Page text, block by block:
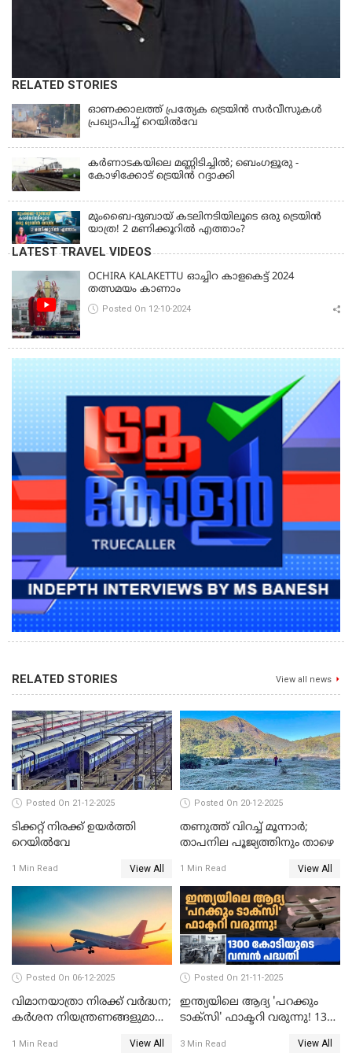
RELATED STORIES
ഓണക്കാലത്ത് പ്രത്യേക ട്രെയിൻ സര്‍വീസുകള്‍
പ്രഖ്യാപിച്ച് റെയില്‍വേ
കര്‍ണാടകയിലെ മണ്ണിടിച്ചില്‍; ബെംഗളൂരു -
കോഴിക്കോട് ട്രെയിൻ റദ്ദാക്കി
മുംബൈ-ദുബായ് കടലിനടിയിലൂടെ ഒരു ട്രെയിൻ
യാത്ര! 2 മണിക്കൂറിൽ എത്താം?
LATEST TRAVEL VIDEOS
OCHIRA KALAKETTU ഓച്ചിറ കാളകെട്ട് 2024
തത്സമയം കാണാം
Posted On 12-10-2024
RELATED STORIES View all news
Posted On 21-12-2025
ടിക്കറ്റ് നിരക്ക് ഉയർത്തി
റെയില്‍വേ
1 Min Read View All
Posted On 20-12-2025
തണുത്ത് വിറച്ച് മൂന്നാർ;
താപനില പൂജ്യത്തിനും താഴെ
1 Min Read View All
Posted On 06-12-2025
വിമാനയാത്രാ നിരക്ക് വർദ്ധന;
കർശന നിയന്ത്രണങ്ങളുമായി
1 Min Read View All
Posted On 21-11-2025
ഇന്ത്യയിലെ ആദ്യ 'പറക്കും
ടാക്സി' ഫാക്ടറി വരുന്നു! 1300
3 Min Read View All